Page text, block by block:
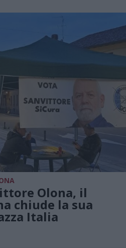
Olona, il
chiude la sua
Italia